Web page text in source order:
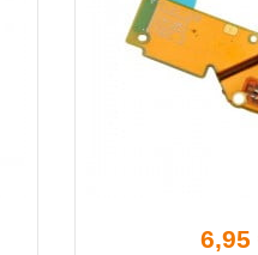
6,95